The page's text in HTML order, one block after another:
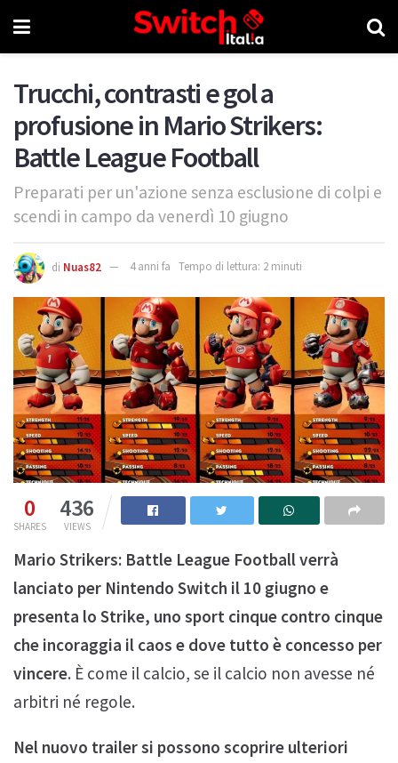
Trucchi, contrasti e gol a
profusione in Mario Strikers:
Battle League Football
Preparati per un'azione senza esclusione di colpi e
scendi in campo da venerdì 10 giugno
di Nuas82 4 anni fa Tempo di lettura: 2 minuti
0
SHARES
436
VIEWS
Mario Strikers: Battle League Football verrà
lanciato per Nintendo Switch il 10 giugno e
presenta lo Strike, uno sport cinque contro cinque
che incoraggia il caos e dove tutto è concesso per
vincere. È come il calcio, se il calcio non avesse né
arbitri né regole.
Nel nuovo trailer si possono scoprire ulteriori